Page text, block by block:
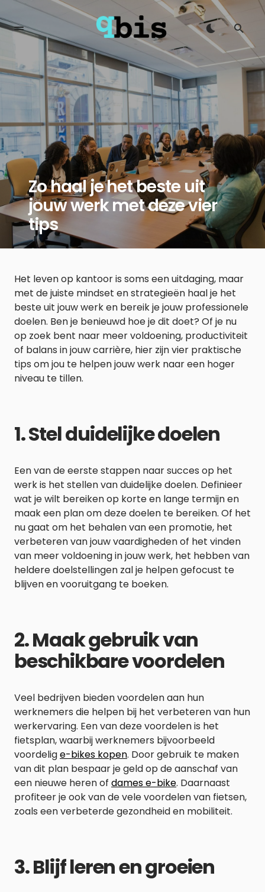
Zo haal je het beste uit
jouw werk met deze vier
tips
Het leven op kantoor is soms een uitdaging, maar
met de juiste mindset en strategieën haal je het
beste uit jouw werk en bereik je jouw professionele
doelen. Ben je benieuwd hoe je dit doet? Of je nu
op zoek bent naar meer voldoening, productiviteit
of balans in jouw carrière, hier zijn vier praktische
tips om jou te helpen jouw werk naar een hoger
niveau te tillen.
1. Stel duidelijke doelen
Een van de eerste stappen naar succes op het
werk is het stellen van duidelijke doelen. Definieer
wat je wilt bereiken op korte en lange termijn en
maak een plan om deze doelen te bereiken. Of het
nu gaat om het behalen van een promotie, het
verbeteren van jouw vaardigheden of het vinden
van meer voldoening in jouw werk, het hebben van
heldere doelstellingen zal je helpen gefocust te
blijven en vooruitgang te boeken.
2. Maak gebruik van
beschikbare voordelen
Veel bedrijven bieden voordelen aan hun
werknemers die helpen bij het verbeteren van hun
werkervaring. Een van deze voordelen is het
fietsplan, waarbij werknemers bijvoorbeeld
voordelige-bikes kopen. Door gebruik te maken
van dit plan bespaar je geld op de aanschaf van
een nieuwe heren of dames e-bike. Daarnaast
profiteer je ook van de vele voordelen van fietsen,
zoals een verbeterde gezondheid en mobiliteit.
3. Blijf leren en groeien